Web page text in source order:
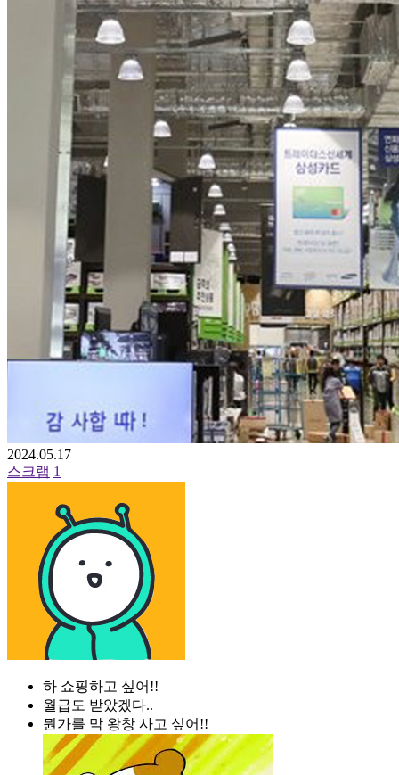
2024.05.17
스크랩 1
하 쇼핑하고 싶어!!
월급도 받았겠다..
뭔가를 막 왕창 사고 싶어!!